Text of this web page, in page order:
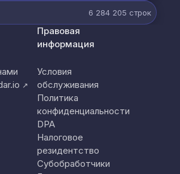
6 284 205 строк
↗
Правовая
информация
Условия
обслуживания
Политика
конфиденциальности
DPA
Налоговое
резидентство
Субобработчики